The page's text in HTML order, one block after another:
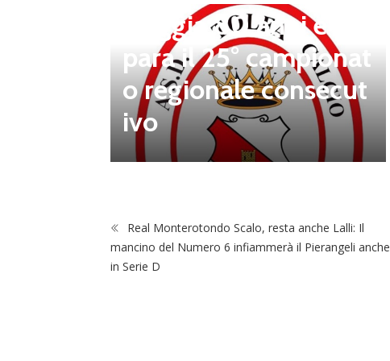
steggia 80 anni e pre
para il 25° campionat
o regionale consecut
ivo
Real Monterotondo Scalo, resta anche Lalli: Il
mancino del Numero 6 infiammerà il Pierangeli anche
in Serie D